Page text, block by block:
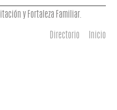
y Fortaleza Familiar.
Directorio Inicio